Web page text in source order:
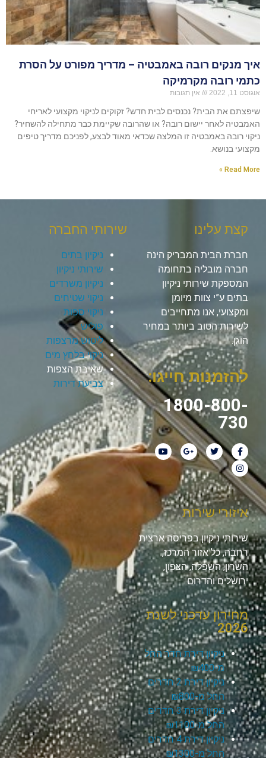
איך מנקים רובה באמבטיה – מדריך מפורט על הסרת
כתמי רובה מקרמיקה
אוגוסט 11, 2022 אין תגובות
שיפצתם את הבית? נכנסים לבית חדש? זקוקים לניקוי מקצועי לאריחי
האמבטיה לאחר יישום רובה? או שהרובה שקיימת כבר מתחילה להשחיר?
ניקוי רובה באמבטיה זו המלצה שכדאי מאוד לבצע, לפניכם מדריך טיפים
מקצועי בנושא.
Read More »
קצת עלינו
חברת הבית המבריק הינה
חברה מובליה בתחומה
המספקת שירותי ניקיון
בתים ע”י צוות מיומן
ומקצועי, אנו מתחייבים
לשירות הטוב ביותר במחיר
הוגן.
להזמנות חייגו:
1800-800-
730
שירותי החברה
ניקיון בתים
שירותי ניקיון
ניקיון משרדים
ניקוי שטיחים
ניקוי ספות
פוליש
ליטוש מרצפות
ניקוי בלחץ מים
שאיבת הצפות
צביעת דירות
איזורי שירות
שירותי ניקיון בפריסה ארצית
רחבה, כל אזור המרכז,
השרון, השפלה, הצפון,
ירושלים והדרום.
מחירון עדכני לשנת
2026
ניקיון דירת חדר החל
מ-₪400
ניקיון דירת 2 חדרים
החל מ-₪800
ניקיון דירת 3 חדרים
החל מ-₪1100
ניקיון דירת 4 חדרים
החל מ-₪1300